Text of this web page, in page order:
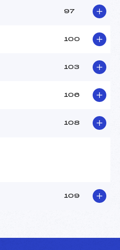
97
100
103
106
108
109